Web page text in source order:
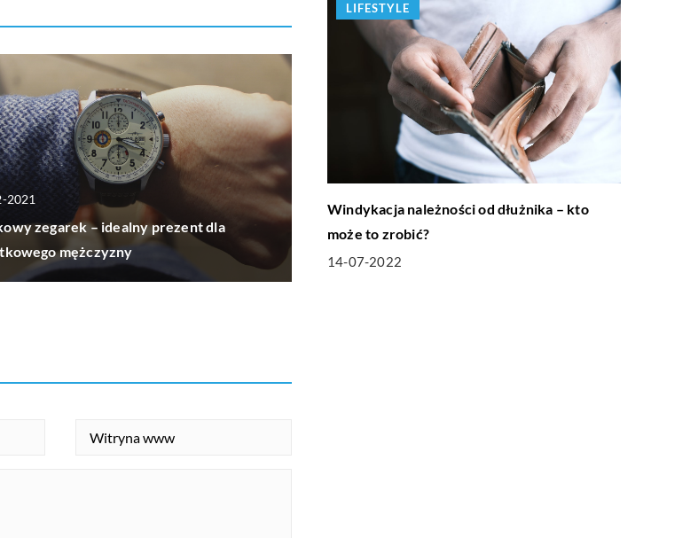
2021
zegarek – idealny prezent dla
mężczyzny
LIFESTYLE
Windykacja należności od dłużnika – kto
może to zrobić?
14-07-2022